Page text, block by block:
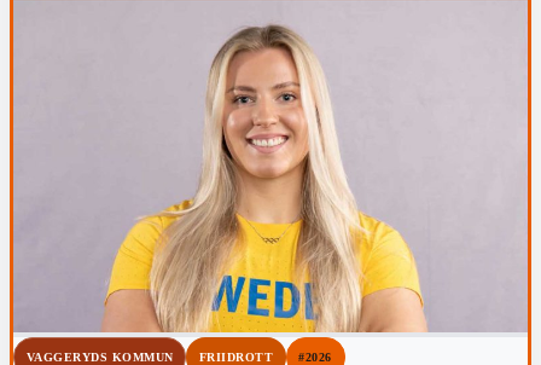
VAGGERYDS KOMMUN FRIIDROTT #2026